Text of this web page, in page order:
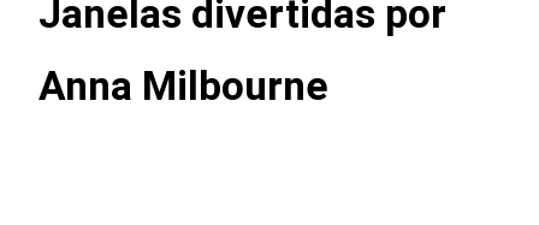
Janelas divertidas por
Anna Milbourne